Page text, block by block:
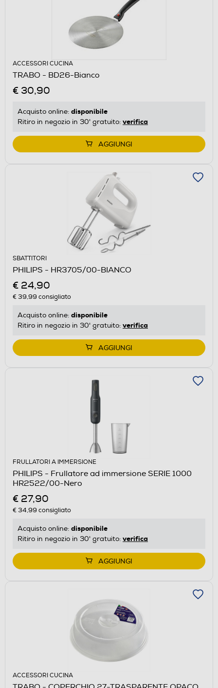
ACCESSORI CUCINA
TRABO - BD26-Bianco
€ 30,90
Acquisto online: disponibile
Ritiro in negozio in 30' gratuito: verifica
AGGIUNGI
SBATTITORI
PHILIPS - HR3705/00-BIANCO
€ 24,90
€ 39,99 consigliato
Acquisto online: disponibile
Ritiro in negozio in 30' gratuito: verifica
AGGIUNGI
FRULLATORI A IMMERSIONE
PHILIPS - Frullatore ad immersione SERIE 1000
HR2522/00-Nero
€ 27,90
€ 34,99 consigliato
Acquisto online: disponibile
Ritiro in negozio in 30' gratuito: verifica
AGGIUNGI
ACCESSORI CUCINA